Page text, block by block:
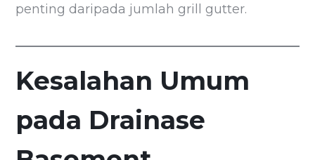
penting daripada jumlah grill gutter.
Kesalahan Umum
pada Drainase